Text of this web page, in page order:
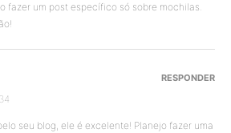
fazer um post específico só sobre mochilas.
seu blog, ele é excelente! Planejo fazer uma
RESPONDER